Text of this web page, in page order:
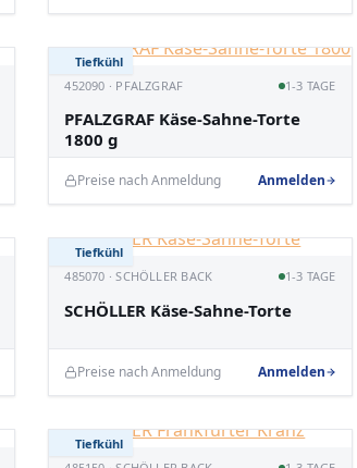
Tiefkühl
452090 · PFALZGRAF
1-3 TAGE
PFALZGRAF Käse-Sahne-Torte
1800 g
Preise nach Anmeldung Anmelden
Tiefkühl
485070 · SCHÖLLER BACK
1-3 TAGE
SCHÖLLER Käse-Sahne-Torte
Preise nach Anmeldung Anmelden
Tiefkühl